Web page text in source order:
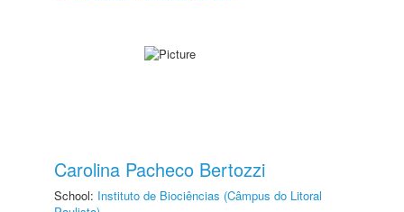
Carolina Pacheco Bertozzi
School: Instituto de Biociências (Câmpus do Litoral